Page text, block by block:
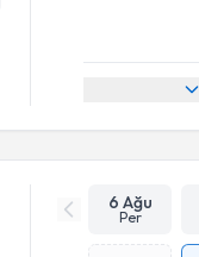
6 Ağu
Per